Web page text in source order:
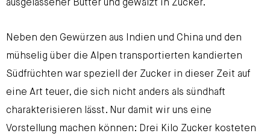
ausgelassener Butter und gewälzt in Zucker.
Neben den Gewürzen aus Indien und China und den
mühselig über die Alpen transportierten kandierten
Südfrüchten war speziell der Zucker in dieser Zeit auf
eine Art teuer, die sich nicht anders als sündhaft
charakterisieren lässt. Nur damit wir uns eine
Vorstellung machen können: Drei Kilo Zucker kosteten